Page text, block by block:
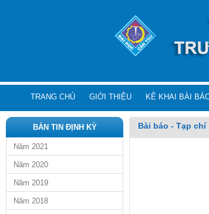
TRANG CHỦ GIỚI THIỆU KÊ KHAI BÀI
BẢN TIN ĐỊNH KỲ
Năm 2021
Năm 2020
Năm 2019
Năm 2018
Bài báo - Tạp chí